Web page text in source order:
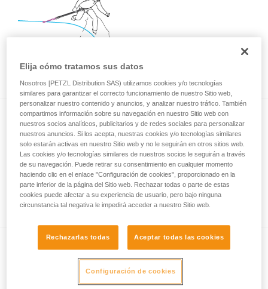
Rescate en grietas n° 2: acceso al borde de
la grieta para evaluar la situación
Caída en una grieta: polipasto con una
cuerda con nudos
Elija cómo tratamos sus datos
Nosotros [PETZL Distribution SAS) utilizamos cookies y/o tecnologías
similares para garantizar el correcto funcionamiento de nuestro Sitio web,
personalizar nuestro contenido y anuncios, y analizar nuestro tráfico. También
compartimos información sobre su navegación en nuestro Sitio web con
nuestros socios analíticos, publicitarios y de redes sociales para personalizar
nuestros anuncios. Si los acepta, nuestras cookies y/o tecnologías similares
solo estarán activas en nuestro Sitio web y no le seguirán en otros sitios web.
Las cookies y/o tecnologías similares de nuestros socios le seguirán a través
de su navegación. Puede retirar su consentimiento en cualquier momento
haciendo clic en el enlace "Configuración de cookies", proporcionado en la
parte inferior de la página del Sitio web. Rechazar todas o parte de estas
cookies puede afectar a su experiencia de usuario, pero bajo ninguna
circunstancia tal negativa le impedirá acceder a nuestro Sitio web.
Rechazarlas todas Aceptar todas las cookies
Configuración de cookies